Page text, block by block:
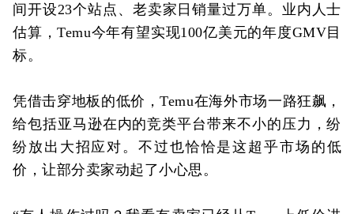
间开设23个站点、老卖家日销量过万单。业内人士
估算，Temu今年有望实现100亿美元的年度GMV目
标。
凭借击穿地板的低价，Temu在海外市场一路狂飙，
给包括亚马逊在内的竞类平台带来不小的压力，纷
纷放出大招应对。不过也恰恰是这超乎市场的低
价，让部分卖家动起了小心思。